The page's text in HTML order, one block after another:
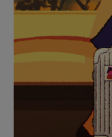
SIE,
UM